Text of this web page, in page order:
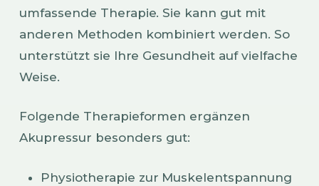
umfassende Therapie. Sie kann gut mit
anderen Methoden kombiniert werden. So
unterstützt sie Ihre Gesundheit auf vielfache
Weise.
Folgende Therapieformen ergänzen
Akupressur besonders gut:
Physiotherapie zur Muskelentspannung